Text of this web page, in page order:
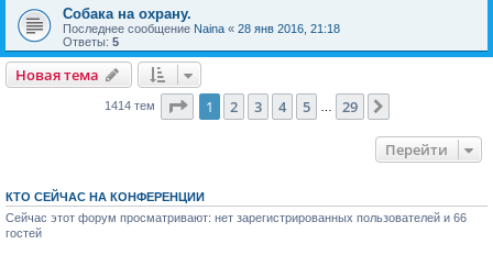
Собака на охрану.
Последнее сообщение Naina « 28 янв 2016, 21:18
Ответы: 5
Новая тема
1414 тем Страница из 29
1 2 3 4 5 29
Перейти
КТО СЕЙЧАС НА КОНФЕРЕНЦИИ
Сейчас этот форум просматривают: нет зарегистрированных пользователей и 66
гостей